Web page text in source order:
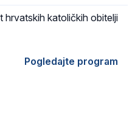
hrvatskih katoličkih obitelji
Pogledajte program